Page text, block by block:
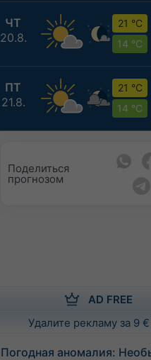
ЧТ
20.8.
21 °C
14 °C
ПТ
21.8.
21 °C
14 °C
Поделиться
прогнозом
AD FREE
Удалите рекламу за 9 €
Погодная аномалия: